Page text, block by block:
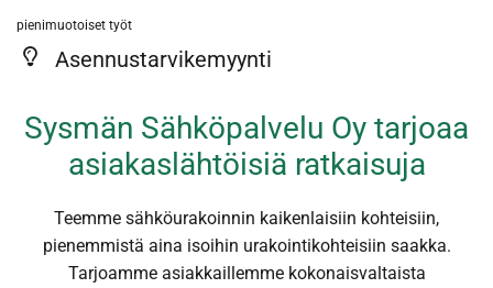
pienimuotoiset työt
Asennustarvikemyynti
Sysmän Sähköpalvelu Oy tarjoaa
asiakaslähtöisiä ratkaisuja
Teemme sähköurakoinnin kaikenlaisiin kohteisiin,
pienemmistä aina isoihin urakointikohteisiin saakka.
Tarjoamme asiakkaillemme kokonaisvaltaista